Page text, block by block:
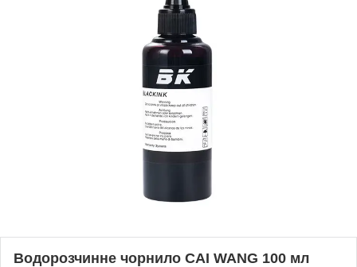
Водорозчинне чорнило CAI WANG 100 мл